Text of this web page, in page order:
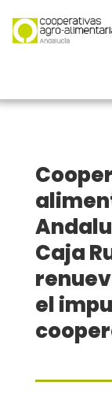
Caja
el